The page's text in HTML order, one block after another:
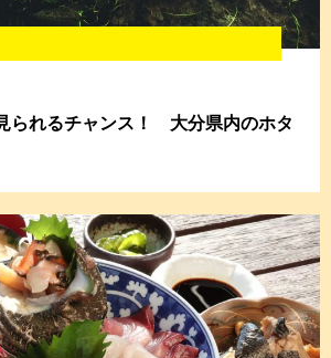
られるチャンス！ 大分県内のホタ